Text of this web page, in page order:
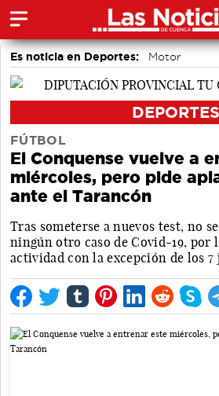
Es noticia en Deportes: Motor
DEPORTES
FÚTBOL
El Conquense vuelve a
miércoles, pero pide
ante el Tarancón
Tras someterse a nuevos test, no
ningún otro caso de Covid-19, por
actividad con la excepción de los 7